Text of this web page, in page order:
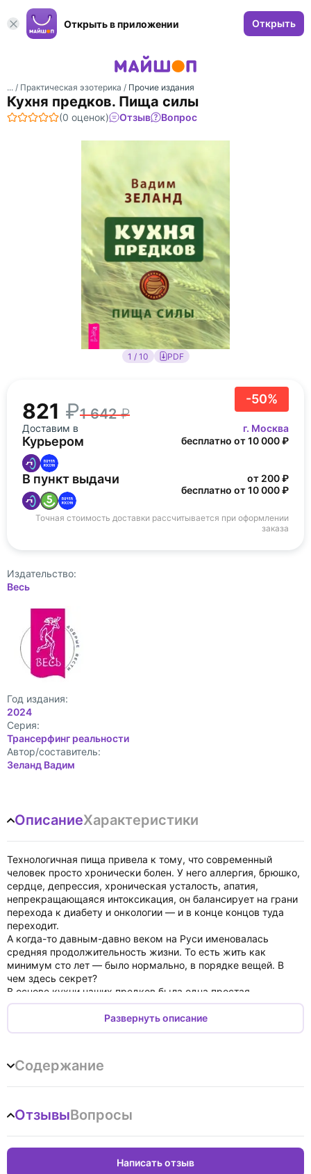
Открыть в приложении Открыть
... / Практическая эзотерика / Прочие издания
Кухня предков. Пища силы
(0 оценок) Отзыв Вопрос
1 / 10 PDF
-50%
821 1 642
Доставим в г. Москва
Курьером бесплатно от 10 000 ₽
В пункт выдачи
от 200 ₽
бесплатно от 10 000 ₽
Точная стоимость доставки рассчитывается при оформлении
заказа
Издательство:
Весь
Год издания:
2024
Cерия:
Трансерфинг реальности
Автор/составитель:
Зеланд Вадим
ОписаниеХарактеристики
Технологичная пища привела к тому, что современный
человек просто хронически болен. У него аллергия, брюшко,
сердце, депрессия, хроническая усталость, апатия,
непрекращающаяся интоксикация, он балансирует на грани
перехода к диабету и онкологии — и в конце концов туда
переходит.
А когда-то давным-давно веком на Руси именовалась
средняя продолжительность жизни. То есть жить как
минимум сто лет — было нормально, в порядке вещей. В
чем здесь секрет?
В основе кухни наших предков была одна простая
составляющая — ржаная закваска. На ней готовили не
только хлеб, но и многие другие блюда. Почему именно
ржаная закваска? Потому что в ней особая Сила. Сила
забыта. Но вы можете ее почувствовать, если попробуете
рецепты из этой книги.
Вадим Зеланд
Развернуть описание
Содержание
ОтзывыВопросы
Написать отзыв